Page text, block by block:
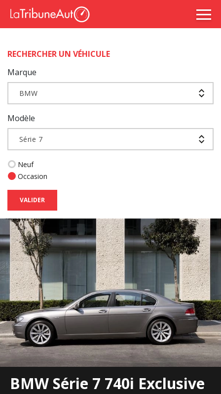
RECHERCHER UN VÉHICULE
Marque
BMW
Modèle
Série 7
Neuf
Occasion
VALIDER
BMW Série 7 740i Exclusive